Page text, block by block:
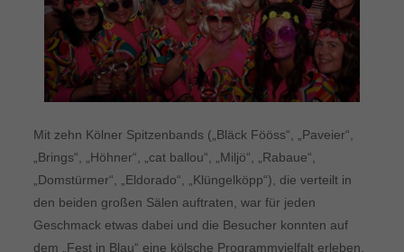
Mit zehn Kölner Spitzenbands („Bläck Fööss“, „Paveier“,
„Brings“, „Höhner“, „cat ballou“, „Miljö“, „Rabaue“,
„Domstürmer“, „Eldorado“, „Klüngelköpp“), die verteilt in
den beiden großen Sälen auftraten, war für jeden
Geschmack etwas dabei und die Besucher konnten auf
dem „Fest in Blau“ eine kölsche Programmvielfalt erleben,